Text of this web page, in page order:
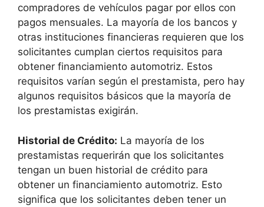
compradores de vehículos pagar por ellos con
pagos mensuales. La mayoría de los bancos y
otras instituciones financieras requieren que los
solicitantes cumplan ciertos requisitos para
obtener financiamiento automotriz. Estos
requisitos varían según el prestamista, pero hay
algunos requisitos básicos que la mayoría de
los prestamistas exigirán.
Historial de Crédito: La mayoría de los
prestamistas requerirán que los solicitantes
tengan un buen historial de crédito para
obtener un financiamiento automotriz. Esto
significa que los solicitantes deben tener un